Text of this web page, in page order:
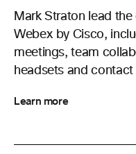
Mark Straton lead
Webex by Cisco,
meetings, team
headsets and contact
Learn more